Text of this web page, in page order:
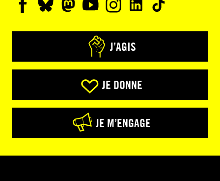
J’AGIS
JE DONNE
JE M’ENGAGE